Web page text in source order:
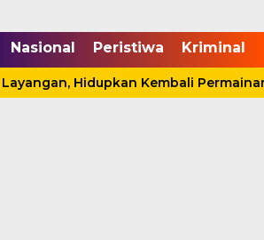
d4c29acad76ce94f
Nasional Peristiwa Kriminal
Hidupkan Kembali